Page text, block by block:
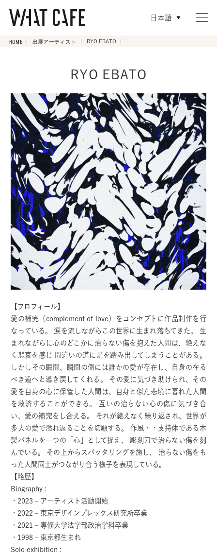
日本語
HOME 出展アーティスト RYO EBATO
RYO EBATO
【プロフィール】
愛の補完（complement of love）をコンセプトに作品制作を行
なっている。
涙を流しながらこの世界に生まれ落ちてきた。 生
まれながらに心のどこかに治らない傷を抱えた人間は、絶えな
く悲哀を感じ 間違いの道に足を踏み出してしまうことがある。
しかしその瞬間、瞬間の側には誰かの愛が存在し、自身の在る
べき道へと導き戻してくれる。 その愛に気づき助けられ、その
愛を自身の心に保管した人間は、自身と似た悲境に暮れた人間
を救済することができる。 互いの治らない心の傷に気づき合
い、愛の補完をし合える。 それが絶えなく繰り返され、世界が
多大の愛で溢れ返ることを切願する。 作風・・支持体である木
製パネルを一つの「心」として捉え、 彫刻刀で治らない傷を刻
んでいる。 その上からスパッタリングを施し、 治らない傷をも
った人間同士がつながり合う様子を表現している。
【略歴】
Biography :
・2023 – アーティスト活動開始
・2022 – 東京デザインプレックス研究所卒業
・2021 – 専修大学法学部政治学科卒業
・1998 – 東京都生まれ
Solo exhibition :